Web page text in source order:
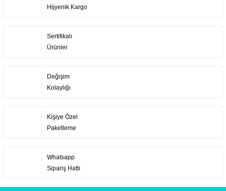
Hijyenik Kargo
Sertifikalı
Ürünler
Değişim
Kolaylığı
Kişiye Özel
Paketleme
Whatsapp
Sipariş Hattı